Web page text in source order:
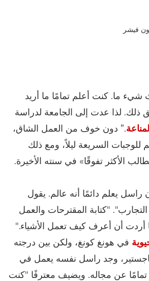
فيشر
شيء ما. كنت أعلم تمامًا ما أريد
ذلك. لذا عدت إلى الجامعة لدراسة
.” دون خوف من العمل الشاق،
السريعة ليلاً، ومع ذلك
الأكثر تفوقًا» في سنته الأخيرة.
يعلم دائمًا أنه عالم. يقول
"كتابة المقترحات والعمل
أردت أن أعرف كيف تعمل الأشياء."
في هونغ كونغ، ولكن بين درجته
وجد راسل نفسه يعمل في
عن مجاله. ويضيف معترفًا "كنت